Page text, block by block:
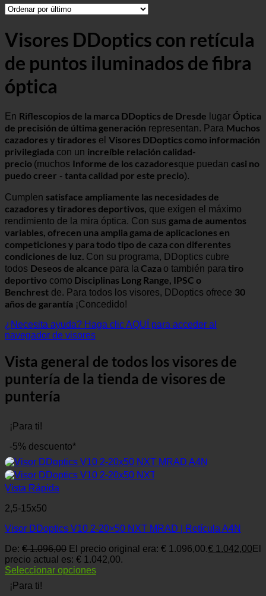
Visores DDoptics con retícula
de puntos iluminados de fibra
óptica
En Riflescopios de la marca DDoptics de Dresde lugar Óptica
de precisión de última generación representan. Para Muchos
cazadores y tiradores el Visores DDoptics como información
privilegiada con un increíble relación calidad-
precio (muchos Informe de los cazadoresque puedan casi no
puedo creer - tanta calidad por este precio).
Cumplen satisface ampliamente las necesidades de
cazadores y tiradores deportivos, que exigen el máximo
rendimiento de la mira óptica. Con sus gama de aumentos
variables, ofrecen una amplia gama de aplicaciones en
competiciones y para todo tipo de caza con diferentes
condiciones de luz. Con su programa, DDoptics cubre
todos Deseos de alcance para la Caza o también para tiro
deportivo como Disciplinas Long Range, IPSC o
Benchrest de. Para todos los visores, DDoptics ofrece 30
años de garantía ¡Concedido!
¿Necesita ayuda? Haga clic AQUÍ para acceder al
navegador de visores
Vista general de todos los visores de
puntería de la tienda de visores de
puntería
¡Para ti!
-5% descuento*
Vista Rápida
2,5-15x50
Visor DDoptics V10 2-20×50 NXT MRAD | Retícula A4N
De: €1.096,00 El precio original era: € 1.096,00.€ 1.042,00 El
precio actual es: € 1.042,00.
Seleccionar opciones
¡Para ti!